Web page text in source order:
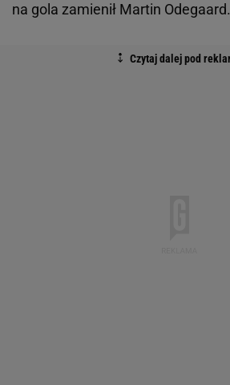
na gola zamienił Martin Odegaard.